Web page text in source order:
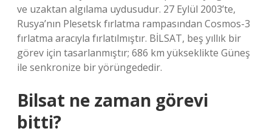
ve uzaktan algılama uydusudur. 27 Eylül 2003’te,
Rusya’nın Plesetsk fırlatma rampasından Cosmos-3
fırlatma aracıyla fırlatılmıştır. BİLSAT, beş yıllık bir
görev için tasarlanmıştır; 686 km yükseklikte Güneş
ile senkronize bir yörüngededir.
Bilsat ne zaman görevi
bitti?